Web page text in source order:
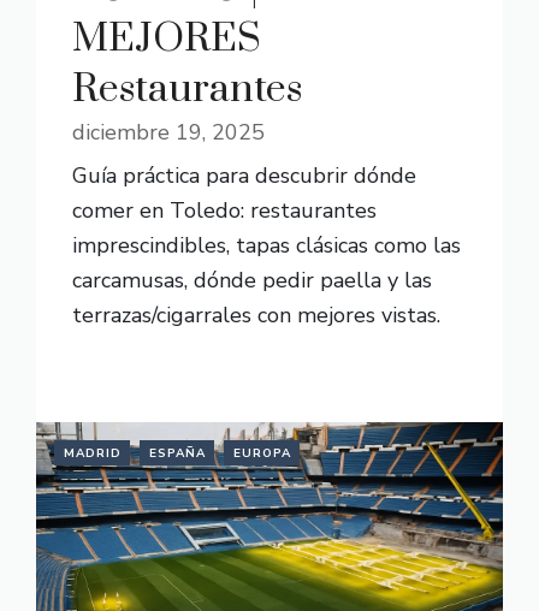
MEJORES
Restaurantes
diciembre 19, 2025
Guía práctica para descubrir dónde
comer en Toledo: restaurantes
imprescindibles, tapas clásicas como las
carcamusas, dónde pedir paella y las
terrazas/cigarrales con mejores vistas.
MADRID ESPAÑA EUROPA